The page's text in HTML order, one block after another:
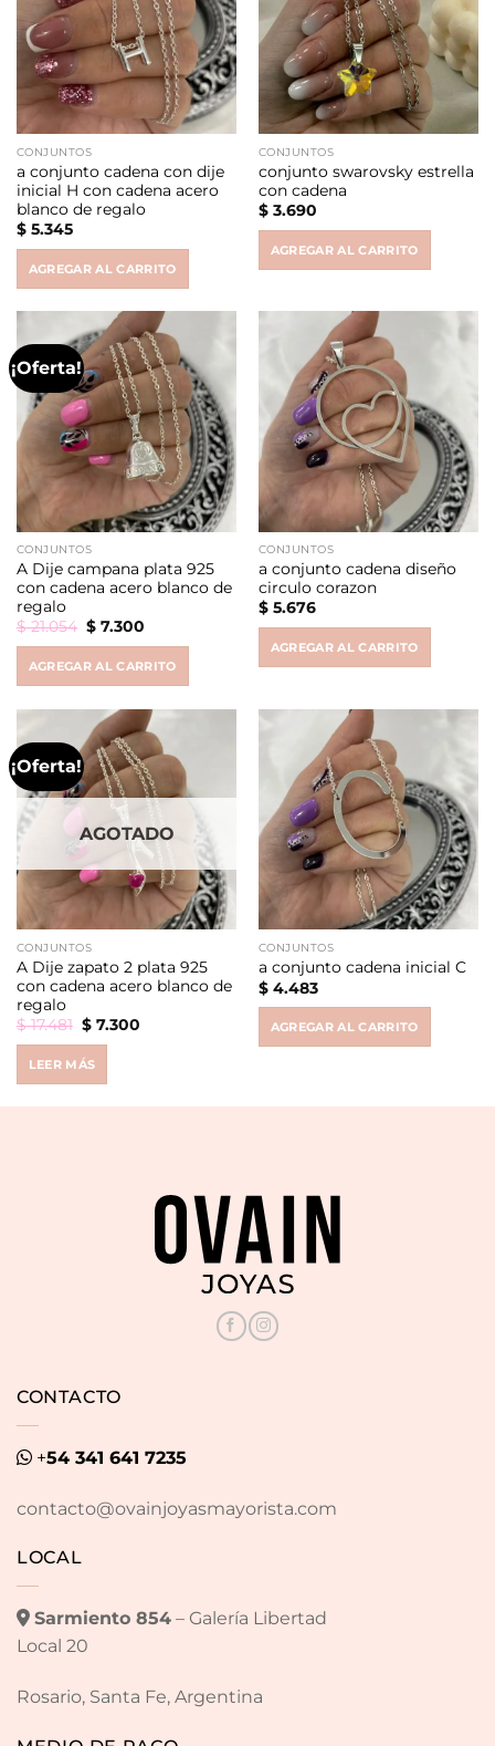
CONJUNTOS
a conjunto cadena con dije
inicial H con cadena acero
blanco de regalo
$5.345
AGREGAR AL CARRITO
CONJUNTOS
conjunto swarovsky estrella
con cadena
$3.690
AGREGAR AL CARRITO
¡Oferta!
CONJUNTOS
A Dije campana plata 925
con cadena acero blanco de
regalo
$21.054 Original
price
$ 21.054.
$7.300Current
$ 7.300.
AGREGAR AL CARRITO
CONJUNTOS
a conjunto cadena diseño
circulo corazon
$5.676
AGREGAR AL CARRITO
¡Oferta!
AGOTADO
CONJUNTOS
A Dije zapato 2 plata 925
con cadena acero blanco de
regalo
$17.481 Original
price
$ 17.481.
$7.300Current
LEER MÁS
CONJUNTOS
a conjunto cadena inicial C
$4.483
AGREGAR AL CARRITO
LOCAL
Sarmiento 854– Galería Libertad
Local 20
Rosario, Santa Fe, Argentina
CONTACTO
+54 341 641 7235
contacto@ovainjoyasmayorista.com